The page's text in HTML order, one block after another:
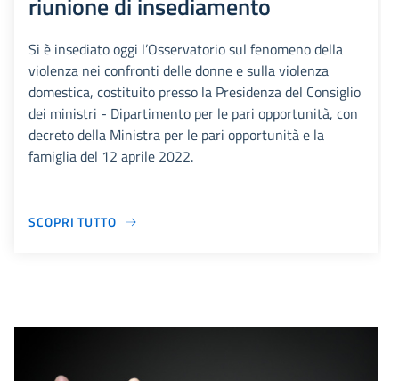
Si è insediato oggi l’Osservatorio sul fenomeno della
violenza nei confronti delle donne e sulla violenza
domestica, costituito presso la Presidenza del Consiglio
dei ministri - Dipartimento per le pari opportunità, con
decreto della Ministra per le pari opportunità e la
famiglia del 12 aprile 2022.
SCOPRI TUTTO